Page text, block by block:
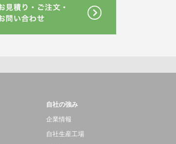
自社の強み
企業情報
自社生産工場